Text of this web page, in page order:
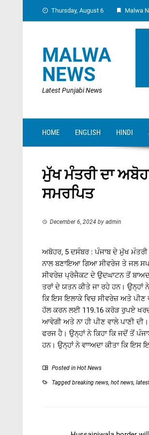
Thursday, August 6 Malwa
MALWA
NEWS
Latest Punjabi News
HOME ENGLISH HINDI
ਮੁੱਖ ਮੰਤਰੀ ਦਾ
ਸਮਰਪਿਤ
December 6, 2024 by admin
ਅਬੋਹਰ, 5 ਦਸੰਬਰ : ਪੰਜਾਬ ਦੇ ਮੁੱਖ
ਨਾਲ ਬਣਾਇਆ ਗਿਆ ਸੀਵਰੇਜ ਤੇ ਜਲ
ਸੀਵਰੇਜ਼ ਪ੍ਰੋਜੈਕਟ ਦੇ ਉਦਘਾਟਨ ਤੋਂ
ਤਰਾਂ ਦੇ ਯਤਨ ਕੀਤੇ ਜਾ ਰਹੇ ਹਨ। ਉਨ੍ਹਾਂ
ਕਿ ਇਸ ਇਲਾਕੇ ਵਿਚ ਸੀਵਰੇਜ਼ ਅਤੇ
ਹੱਲ ਕਰਨ ਲਈ 119.16 ਕਰੋੜ ਰੁਪਏ
ਆਵੇਗੀ ਅਤੇ ਨਾ ਹੀ ਪੀਣ ਵਾਲੇ ਪਾਣੀ
ਫਰਜ ਹੈ। ਉਨ੍ਹਾਂ ਨੇ ਕਿਹਾ ਕਿ ਜਦੋਂ ਤੋਂ
ਹਨ। ਉਨ੍ਹਾਂ ਨੇ ਵਾਾਅਦਾ ਕੀਤਾ ਕਿ ਇਸ
Posted in Hot News
Tagged breaking news, hot news,